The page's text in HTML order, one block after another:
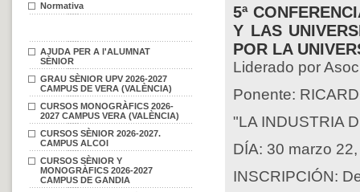
Normativa
AJUDA PER A l'ALUMNAT
SÈNIOR
GRAU SÈNIOR UPV 2026-2027
CAMPUS DE VERA (VALÈNCIA)
CURSOS MONOGRÀFICS 2026-
2027 CAMPUS VERA (VALÈNCIA)
CURSOS SÈNIOR 2026-2027.
CAMPUS ALCOI
CURSOS SÈNIOR Y
MONOGRÀFICS 2026-2027
CAMPUS DE GANDIA
5ª
Y LAS
POR LA
Liderado por
Ponente:
"LA INDUSTRIA
DÍA: 30 marzo
INSCRIPCIÓN: